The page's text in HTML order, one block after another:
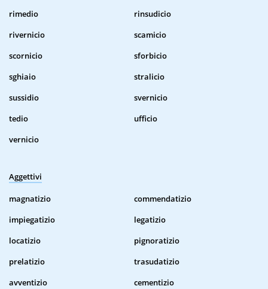
rimedio
rinsudicio
rivernicio
scamicio
scornicio
sforbicio
sghiaio
stralicio
sussidio
svernicio
tedio
ufficio
vernicio
Aggettivi
magnatizio
commendatizio
impiegatizio
legatizio
locatizio
pignoratizio
prelatizio
trasudatizio
avventizio
cementizio